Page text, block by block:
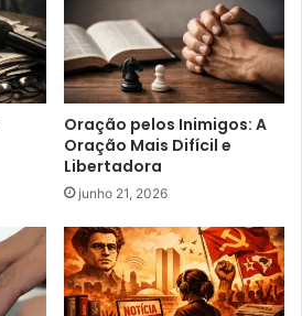
Oração pelos Inimigos: A
Oração Mais Difícil e
Libertadora
junho 21, 2026